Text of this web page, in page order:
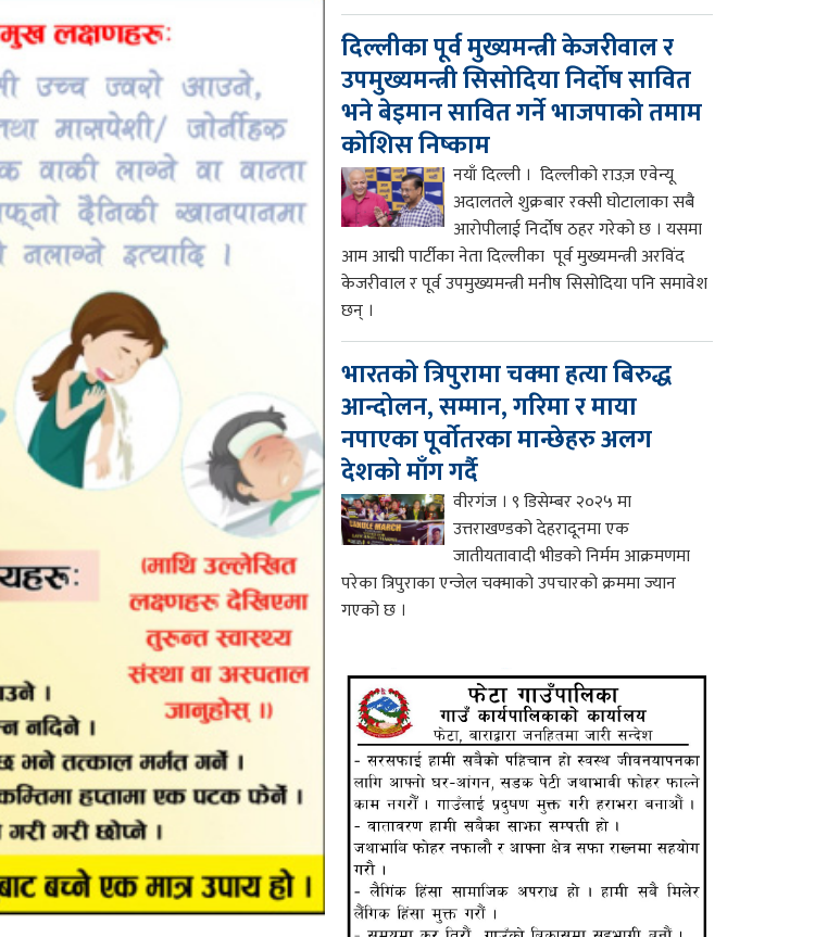
दिल्लीका पूर्व मुख्यमन्त्री केजरीवाल र
उपमुख्यमन्त्री सिसोदिया निर्दोष सावित
भने बेइमान सावित गर्ने भाजपाको तमाम
कोशिस निष्काम
नयाँ दिल्ली । दिल्लीको राउज़ एवेन्यू
अदालतले शुक्रबार रक्सी घोटालाका सबै
आरोपीलाई निर्दोष ठहर गरेको छ । यसमा
आम आद्मी पार्टीका नेता दिल्लीका पूर्व मुख्यमन्त्री अरविंद
केजरीवाल र पूर्व उपमुख्यमन्त्री मनीष सिसोदिया पनि समावेश
छन् ।
भारतको त्रिपुरामा चक्मा हत्या बिरुद्ध
आन्दोलन, सम्मान, गरिमा र माया
नपाएका पूर्वोतरका मान्छेहरु अलग
देशको माँग गर्दै
वीरगंज । ९ डिसेम्बर २०२५ मा
उत्तराखण्डको देहरादूनमा एक
जातीयतावादी भीडको निर्मम आक्रमणमा
परेका त्रिपुराका एन्जेल चक्माको उपचारको क्रममा ज्यान
गएको छ ।